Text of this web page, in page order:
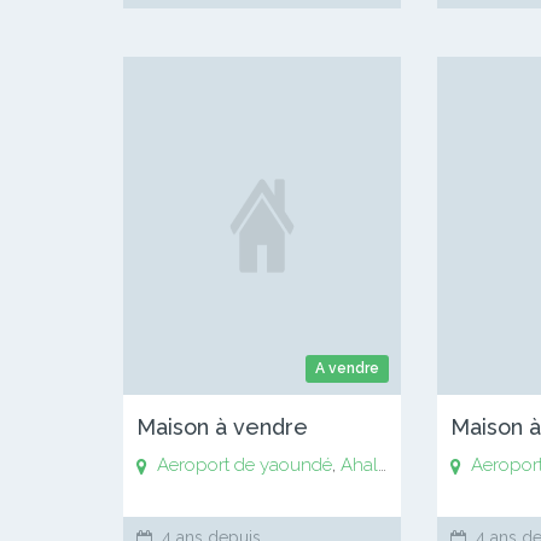
A vendre
Maison à vendre
Aeroport de yaoundé,Ahala Anguissa,Awaé,
4 ans depuis
Maison
4 ans